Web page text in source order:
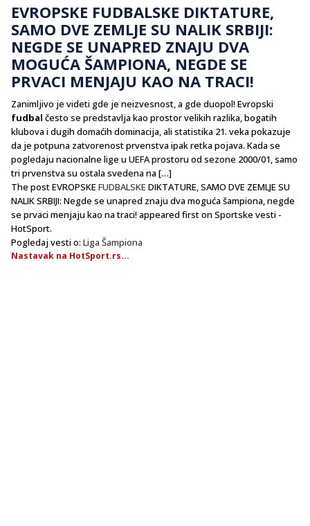
EVROPSKE FUDBALSKE DIKTATURE,
SAMO DVE ZEMLJE SU NALIK SRBIJI:
NEGDE SE UNAPRED ZNAJU DVA
MOGUĆA ŠAMPIONA, NEGDE SE
PRVACI MENJAJU KAO NA TRACI!
Zanimljivo je videti gde je neizvesnost, a gde duopol! Evropski
fudbal često se predstavlja kao prostor velikih razlika, bogatih
klubova i dugih domaćih dominacija, ali statistika 21. veka pokazuje
da je potpuna zatvorenost prvenstva ipak retka pojava. Kada se
pogledaju nacionalne lige u UEFA prostoru od sezone 2000/01, samo
tri prvenstva su ostala svedena na […]
The post EVROPSKE FUDBALSKE DIKTATURE, SAMO DVE ZEMLJE SU
NALIK SRBIJI: Negde se unapred znaju dva moguća šampiona, negde
se prvaci menjaju kao na traci! appeared first on Sportske vesti -
HotSport.
Pogledaj vesti o: Liga Šampiona
Nastavak na HotSport.rs...